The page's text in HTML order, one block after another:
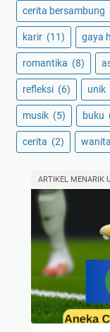
cerita bersambung
karir (11) gaya
romantika (8)
refleksi (6) unik
musik (5) buku
cerita (2) wanita
ARTIKEL MENARIK